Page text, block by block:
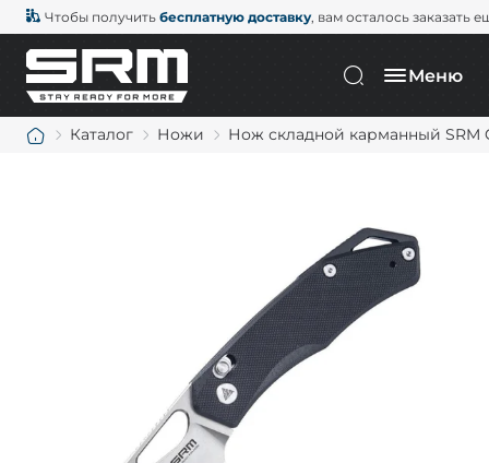
Чтобы получить бесплатную доставку, вам осталось заказать
Меню
Каталог Ножи Нож складной карманный SRM